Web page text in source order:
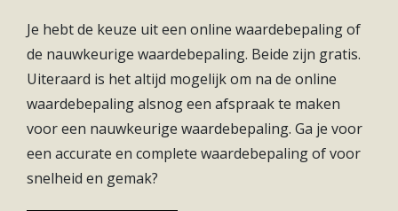
keuken met Siemens apparatuur bij de prijs
inbegrepen
– Inclusief een volledige ingerichte badkamer en
toiletruimte met sanitair van Villeroy & Boch
– 3 slaapkamers, uit te breiden naar 5 kamers
– Diverse keuzeopties mogelijk waaronder het
uitbouwen van de begane grond
Je hebt de keuze uit een online waardebepaling of
de nauwkeurige waardebepaling. Beide zijn gratis.
Uiteraard is het altijd mogelijk om na de online
waardebepaling alsnog een afspraak te maken
voor een nauwkeurige waardebepaling. Ga je voor
een accurate en complete waardebepaling of voor
snelheid en gemak?